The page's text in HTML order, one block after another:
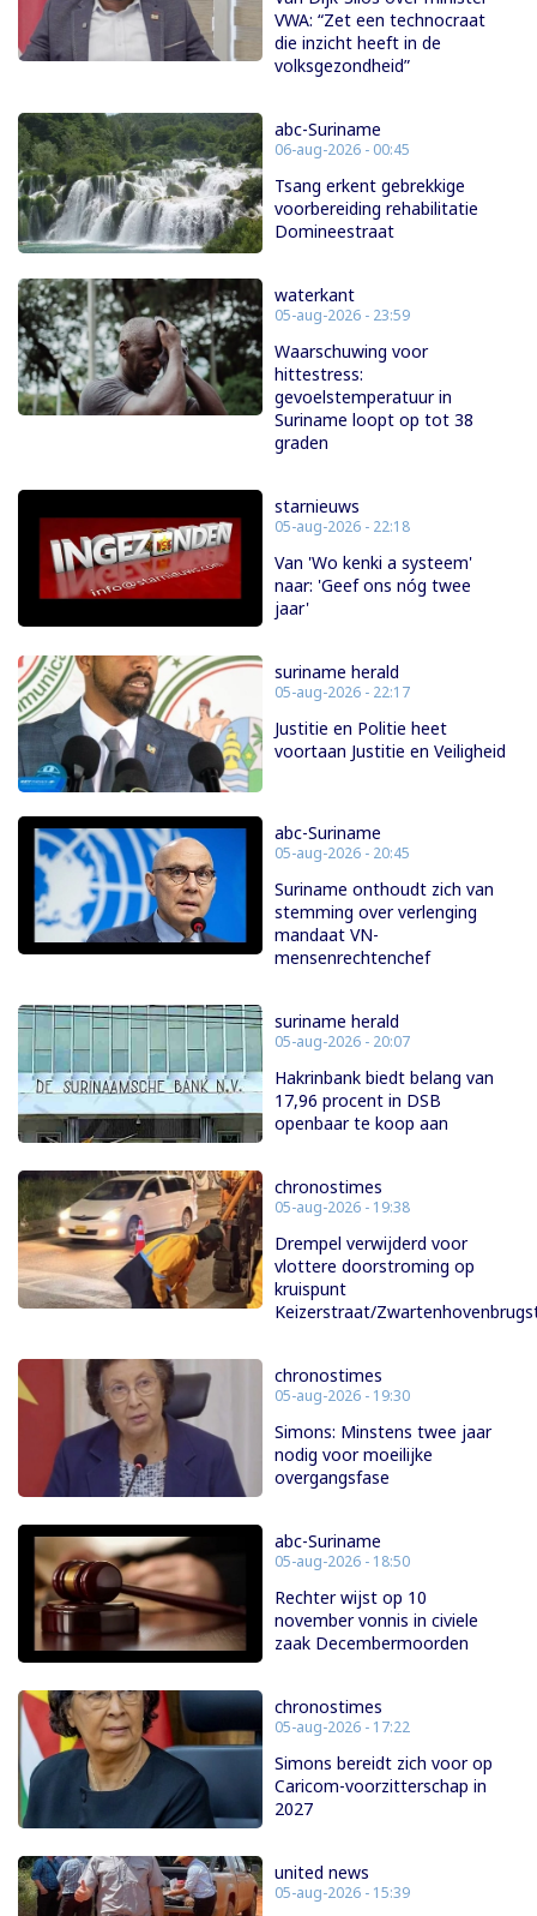
VWA: “Zet een technocraat
die inzicht heeft in de
volksgezondheid”
abc-Suriname
06-aug-2026 - 00:45
Tsang erkent gebrekkige
voorbereiding rehabilitatie
Domineestraat
waterkant
05-aug-2026 - 23:59
Waarschuwing voor
hittestress:
gevoelstemperatuur in
Suriname loopt op tot 38
graden
starnieuws
05-aug-2026 - 22:18
Van 'Wo kenki a systeem'
naar: 'Geef ons nóg twee
jaar'
suriname herald
05-aug-2026 - 22:17
Justitie en Politie heet
voortaan Justitie en Veiligheid
abc-Suriname
05-aug-2026 - 20:45
Suriname onthoudt zich van
stemming over verlenging
mandaat VN-
mensenrechtenchef
suriname herald
05-aug-2026 - 20:07
Hakrinbank biedt belang van
17,96 procent in DSB
openbaar te koop aan
chronostimes
05-aug-2026 - 19:38
Drempel verwijderd voor
vlottere doorstroming op
kruispunt
Keizerstraat/
chronostimes
05-aug-2026 - 19:30
Simons: Minstens twee jaar
nodig voor moeilijke
overgangsfase
abc-Suriname
05-aug-2026 - 18:50
Rechter wijst op 10
november vonnis in civiele
zaak Decembermoorden
chronostimes
05-aug-2026 - 17:22
Simons bereidt zich voor op
Caricom-voorzitterschap in
2027
united news
05-aug-2026 - 15:39